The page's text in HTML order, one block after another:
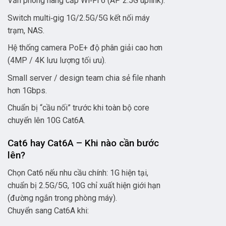
Switch multi‑gig 1G/2.5G/5G kết nối máy
trạm, NAS.
Hệ thống camera PoE+ độ phân giải cao hơn
(4MP / 4K lưu lượng tối ưu).
Small server / design team chia sẻ file nhanh
hơn 1Gbps.
Chuẩn bị “cầu nối” trước khi toàn bộ core
chuyển lên 10G Cat6A.
Cat6 hay Cat6A – Khi nào cần bước
lên?
Chọn Cat6 nếu nhu cầu chính: 1G hiện tại,
chuẩn bị 2.5G/5G, 10G chỉ xuất hiện giới hạn
(đường ngắn trong phòng máy).
Chuyển sang Cat6A khi: